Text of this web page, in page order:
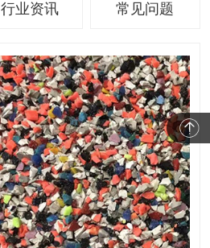
行业资讯 常见问题